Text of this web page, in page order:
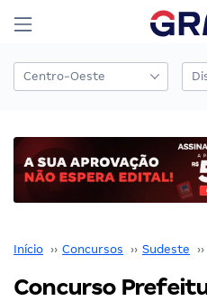
Início ›› Concursos ›› Sudeste ››
Concurso